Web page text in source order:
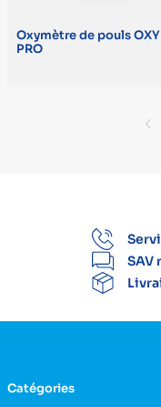
Oxymètre de pouls OXY
PRO
SAV
Catégories